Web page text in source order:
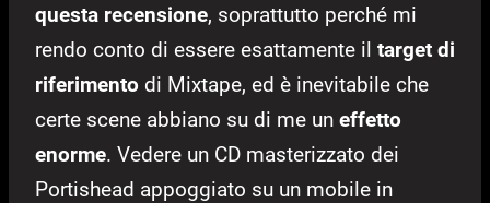
questa recensione, soprattutto perché mi
rendo conto di essere esattamente il target di
riferimento di Mixtape, ed è inevitabile che
certe scene abbiano su di me un effetto
enorme. Vedere un CD masterizzato dei
Portishead appoggiato su un mobile in